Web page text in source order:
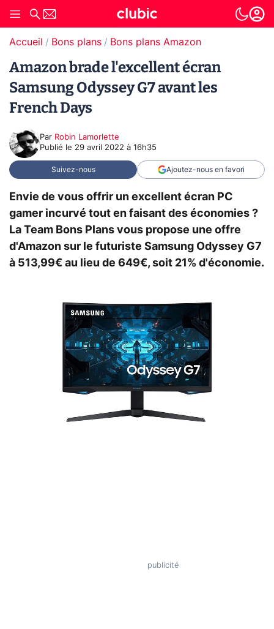
Accueil Bons plans Bons plans Amazon
Amazon brade l'excellent écran
Samsung Odyssey G7 avant les
French Days
Par Robin Lamorlette
Publié le 29 avril 2022 à 16h35
Suivez-nous Ajoutez-nous en favori
Envie de vous offrir un excellent écran PC
gamer incurvé tout en faisant des économies ?
La Team Bons Plans vous propose une offre
d'Amazon sur le futuriste Samsung Odyssey G7
à 513,99€ au lieu de 649€, soit 21% d'économie.